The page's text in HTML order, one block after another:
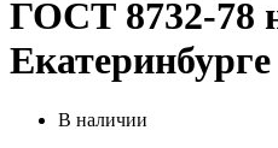
ГОСТ 8732-78
Екатеринбурге
В наличии